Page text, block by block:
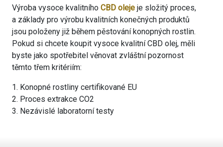
Výroba vysoce kvalitního CBD oleje je složitý proces,
a základy pro výrobu kvalitních konečných produktů
jsou položeny již během pěstování konopných rostlin.
Pokud si chcete koupit vysoce kvalitní CBD olej, měli
byste jako spotřebitel věnovat zvláštní pozornost
těmto třem kritériím:
1. Konopné rostliny certifikované EU
2. Proces extrakce CO2
3. Nezávislé laboratorní testy